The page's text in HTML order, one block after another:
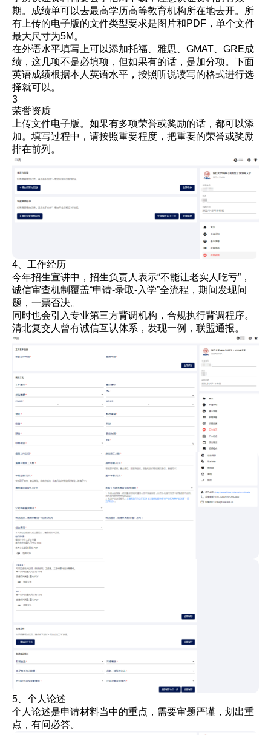
期。成绩单可以去最高学历高等教育机构所在地去开。所
有上传的电子版的文件类型要求是图片和PDF，单个文件
最大尺寸为5M。
在外语水平填写上可以添加托福、雅思、GMAT、GRE成
绩，这几项不是必填项，但如果有的话，是加分项。下面
英语成绩根据本人英语水平，按照听说读写的格式进行选
择就可以。
3
荣誉资质
上传文件电子版。如果有多项荣誉或奖励的话，都可以添
加。填写过程中，请按照重要程度，把重要的荣誉或奖励
排在前列。
4、工作经历
今年招生宣讲中，招生负责人表示“不能让老实人吃亏”，
诚信审查机制覆盖“申请-录取-入学”全流程，期间发现问
题，一票否决。
同时也会引入专业第三方背调机构，合规执行背调程序。
清北复交人曾有诚信互认体系，发现一例，联盟通报。
5、个人论述
个人论述是申请材料当中的重点，需要审题严谨，划出重
点，有问必答。